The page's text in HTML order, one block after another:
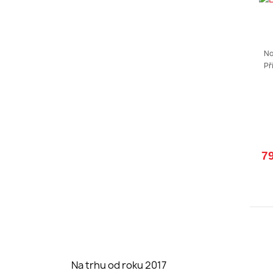
Na trhu od roku 2017